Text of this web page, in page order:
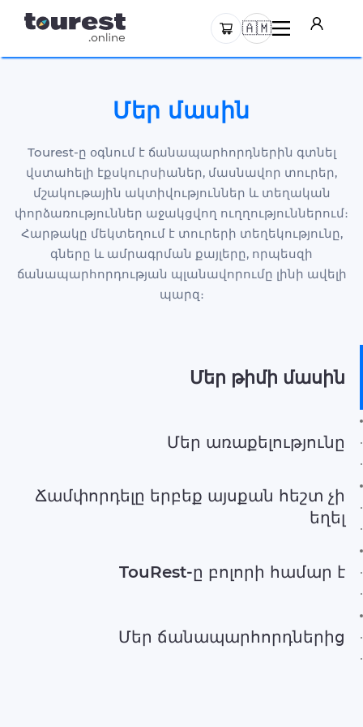
🇦🇲
Մեր մասին
Tourest-ը օգնում է ճանապարհորդներին գտնել
վստահելի էքսկուրսիաներ, մասնավոր տուրեր,
մշակութային ակտիվություններ և տեղական
փորձառություններ աջակցվող ուղղություններում։
Հարթակը մեկտեղում է տուրերի տեղեկությունը,
գները և ամրագրման քայլերը, որպեսզի
ճանապարհորդության պլանավորումը լինի ավելի
պարզ։
Մեր թիմի մասին
Մեր առաքելությունը
Ճամփորդելը երբեք այսքան հեշտ չի
եղել
TouRest-ը բոլորի համար է
Մեր ճանապարհորդներից